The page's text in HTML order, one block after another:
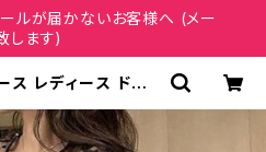
ルが届かないお客様へ (メー
します)
ス レディース ドット
い 上品 エレガント
ン 透け感 お呼ばれ